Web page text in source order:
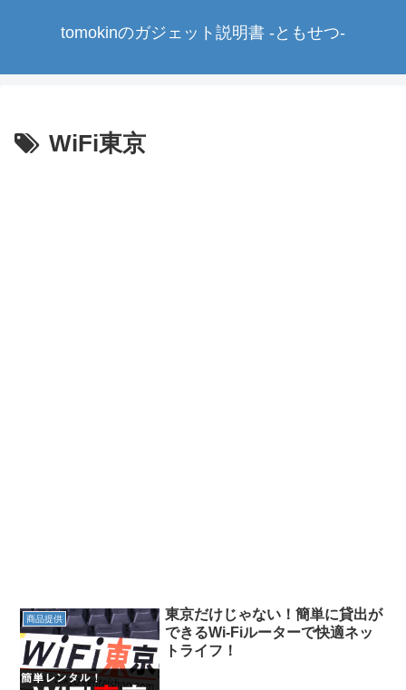
tomokinのガジェット説明書 -ともせつ-
WiFi東京
商品提供
東京だけじゃない！簡単に貸出が
できるWi-Fiルーターで快適ネッ
トライフ！